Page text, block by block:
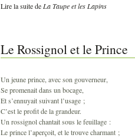
Lire la suitede La Taupe et les Lapins
Le Rossignol et le Prince
Un jeune prince, avec son gouverneur,
Se promenait dans un bocage,
Et s’ennuyait suivant l’usage ;
C’est le profit de la grandeur.
Un rossignol chantait sous le feuillage :
Le prince l’aperçoit, et le trouve charmant ;